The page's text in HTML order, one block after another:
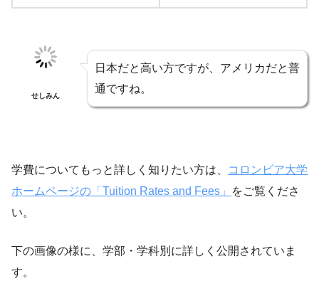
せしみん
日本だと高い方ですが、アメリカだと普
通ですね。
学費についてもっと詳しく知りたい方は、
コロンビア大学
ホームページの「Tuition Rates and Fees」
をご覧くださ
い。
下の画像の様に、学部・学科別に詳しく公開されていま
す。